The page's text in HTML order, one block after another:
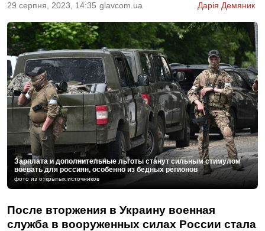
29 серпня, 2023, 14:35 glavcom.ua Дарія Демяник
Зарплата и дополнительные льготы станут сильным стимулом
воевать для россиян, особенно из бедных регионов
фото из открытых источников
После вторжения в Украину военная
служба в вооруженных силах России стала